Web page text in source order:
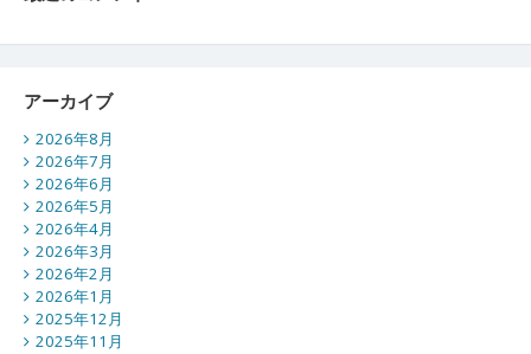
アーカイブ
2026年8月
2026年7月
2026年6月
2026年5月
2026年4月
2026年3月
2026年2月
2026年1月
2025年12月
2025年11月